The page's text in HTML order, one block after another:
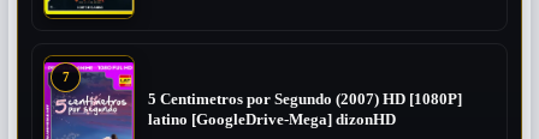
7
5 Centimetros por Segundo (2007) ​HD [1080P]
latino [GoogleDrive-Mega] dizonHD